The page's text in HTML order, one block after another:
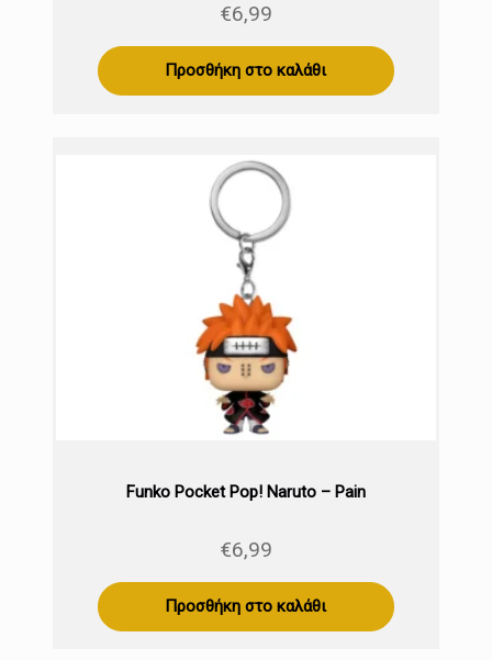
€6,99
Προσθήκη στο καλάθι
Funko Pocket Pop! Naruto – Pain
€6,99
Προσθήκη στο καλάθι